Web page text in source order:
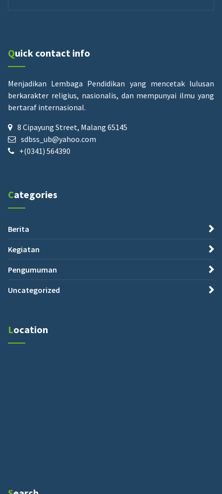
Quick contact info
Menjadikan Lembaga Pendidikan yang mencetak lulusan
berkarakter religius, nasionalis, dan mempunyai ilmu yang
bertaraf internasional.
8 Cipayung Street, Malang 65145
sdbss_ub@yahoo.com
+(0341) 564390
Categories
Berita
Kegiatan
Pengumuman
Uncategorized
Location